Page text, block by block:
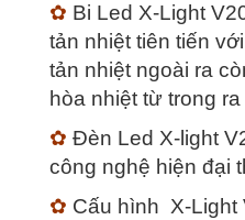
✿ Bi Led X-Light
tản nhiệt tiên tiến
tản nhiệt ngoài ra
hòa nhiệt từ trong
✿ Đèn Led X-light
công nghệ hiện đại
✿ Cấu hình X-Light